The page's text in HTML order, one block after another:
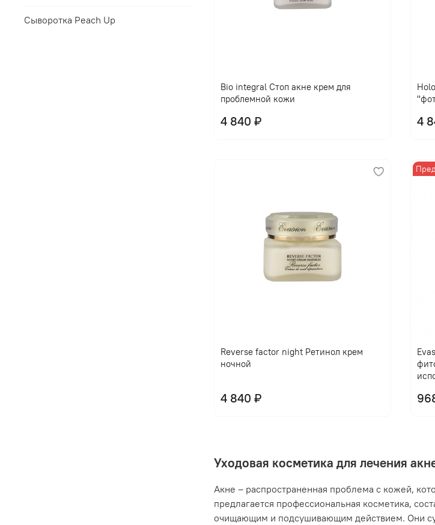
Bio integral Стоп акне крем для
проблемной кожи
4 840 ₽ 4
Reverse factor night Ретинол крем
ночной
4 840 ₽
Уходовая косметика для лечения
Акне – распространенная проблема с кожей,
предлагается профессиональная косметика,
очищающим и подсушивающим действием. Они
Сыворотка Peach Up